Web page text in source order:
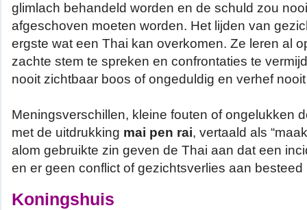
glimlach behandeld worden en de schuld zou
afgeschoven moeten worden. Het lijden van
ergste wat een Thai kan overkomen. Ze leren al
zachte stem te spreken en confrontaties te
nooit zichtbaar boos of ongeduldig en verhef
Meningsverschillen, kleine fouten of ongelukken
met de uitdrukking mai pen rai, vertaald als
alom gebruikte zin geven de Thai aan dat een
en er geen conflict of gezichtsverlies aan besteed
Koningshuis